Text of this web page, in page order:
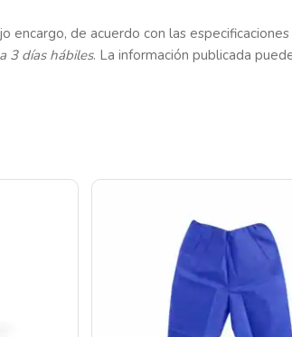
de acuerdo con las
3 días hábiles. La información publicada